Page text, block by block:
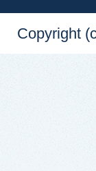
Copyright